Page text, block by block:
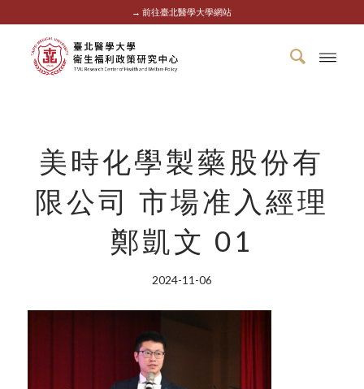
→ 前往臺北醫學大學網站
美時化學製藥股份有
限公司 市場准入經理
鄭凱文 01
2024-11-06